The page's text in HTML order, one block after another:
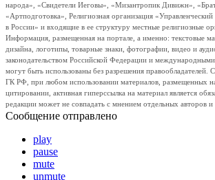
народа», «Свидетели Иеговы», «Мизантропик Дивижн»,
«Артподготовка», Религиозная организация
в России» и входящие в ее структуру местные религиозные
Информация, размещенная на портале, а именно: текстовые
дизайна, логотипы, товарные знаки, фотографии, видео и
законодательством Российской Федерации и
могут быть использованы без разрешения правообладателей.
ГК РФ, при любом использовании материалов, размещенных
цитировании, активная гиперссылка на материал является
редакции может не совпадать с мнением отдельных авторов и
Сообщение отправлено
play
pause
mute
unmute